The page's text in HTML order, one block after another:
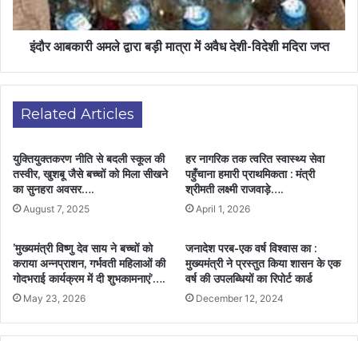
इंदौर आबकारी अमले द्वारा बड़ी मात्रा में अवैध देशी-विदेशी मदिरा जप्त
Related Articles
युक्तियुक्तकरण नीति से बदली स्कूल की
तस्वीर, खुशबू जैसे बच्चों को मिला सीखने
का सुनहरा अवसर….
August 7, 2025
हर नागरिक तक त्वरित स्वास्थ्य सेवा
पहुँचाना हमारी प्राथमिकता : मंत्री
श्रीमती लक्ष्मी राजवाड़े….
April 1, 2026
’मुख्यमंत्री विष्णु देव साय ने बच्चों को
कराया अन्नप्राशन, गर्भवती महिलाओं की
गोदभराई कार्यक्रम में दी शुभकामनाएं’….
May 23, 2026
जनादेश परब-एक वर्ष विश्वास का :
मुख्यमंत्री ने प्रस्तुत किया शासन के एक
वर्ष की उपलब्धियों का रिपोर्ट कार्ड
December 12, 2024